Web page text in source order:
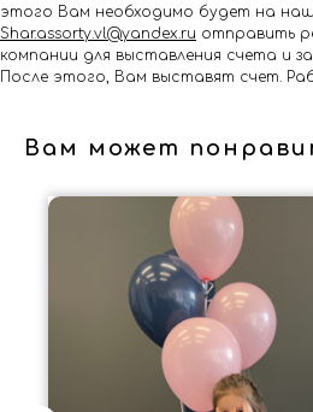
этого Вам необходимо будет на
Shar.assorty.vl@yandex.ru отправить
компании для выставления счета и
После этого, Вам выставят счет.
Вам может